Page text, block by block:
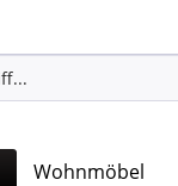
Wohnmöbel